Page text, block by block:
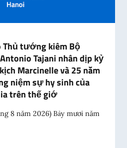
Thủ tướng kiêm Bộ
Tajani nhân dịp kỷ
Marcinelle và 25 năm
niệm sự hy sinh của
trên thế giớ
8 năm 2026) Bảy mươi năm